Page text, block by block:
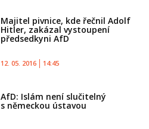
Majitel pivnice, kde řečnil Adolf
Hitler, zakázal vystoupení
předsedkyni AfD
12. 05. 2016 14:45
AfD: Islám není slučitelný
s německou ústavou